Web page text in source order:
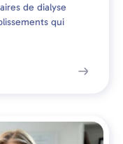
de dialyse
qui